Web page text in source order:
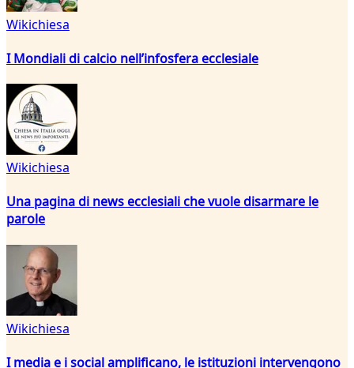
Wikichiesa
I Mondiali di calcio nell’infosfera ecclesiale
Wikichiesa
Una pagina di news ecclesiali che vuole disarmare le
parole
Wikichiesa
I media e i social amplificano, le istituzioni intervengono